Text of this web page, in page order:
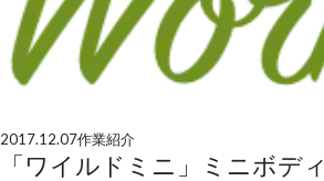
2017.12.07作業紹介
「ワイルドミニ」ミニボデ